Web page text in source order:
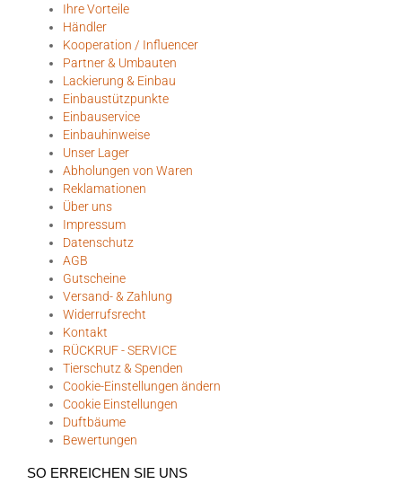
Ihre Vorteile
Händler
Kooperation / Influencer
Partner & Umbauten
Lackierung & Einbau
Einbaustützpunkte
Einbauservice
Einbauhinweise
Unser Lager
Abholungen von Waren
Reklamationen
Über uns
Impressum
Datenschutz
AGB
Gutscheine
Versand- & Zahlung
Widerrufsrecht
Kontakt
RÜCKRUF - SERVICE
Tierschutz & Spenden
Cookie-Einstellungen ändern
Cookie Einstellungen
Duftbäume
Bewertungen
SO ERREICHEN SIE UNS